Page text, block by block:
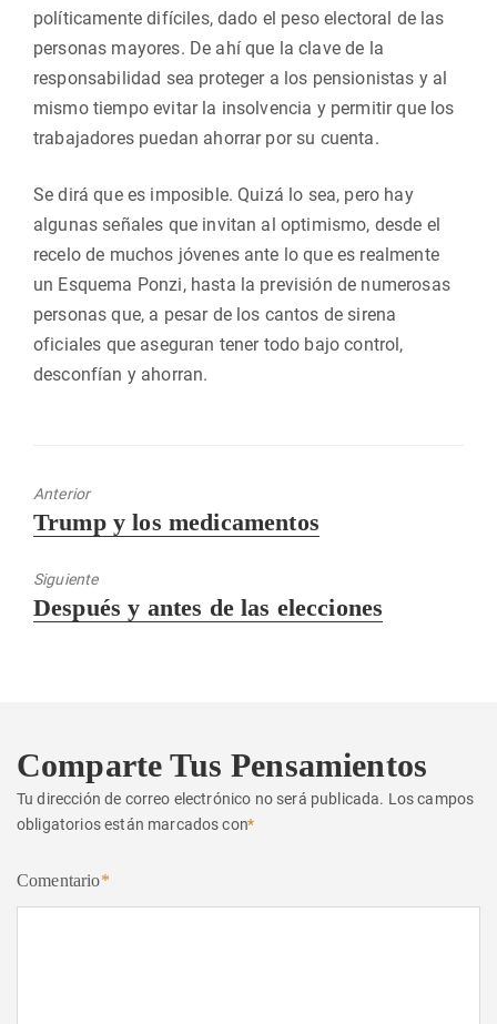
políticamente difíciles, dado el peso electoral de las
personas mayores. De ahí que la clave de la
responsabilidad sea proteger a los pensionistas y al
mismo tiempo evitar la insolvencia y permitir que los
trabajadores puedan ahorrar por su cuenta.
Se dirá que es imposible. Quizá lo sea, pero hay
algunas señales que invitan al optimismo, desde el
recelo de muchos jóvenes ante lo que es realmente
un Esquema Ponzi, hasta la previsión de numerosas
personas que, a pesar de los cantos de sirena
oficiales que aseguran tener todo bajo control,
desconfían y ahorran.
Anterior
Entrada
Trump y los medicamentos
Siguiente
Entrada
Después y antes de las elecciones
Comparte Tus Pensamientos
Tu dirección de correo electrónico no será publicada. Los campos
obligatorios están marcados con*
Comentario*